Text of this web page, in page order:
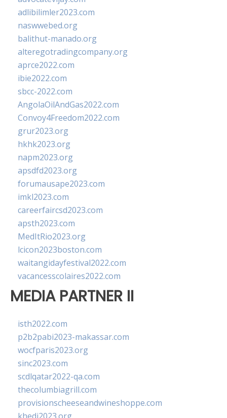
adlibilimler2023.com
naswwebed.org
balithut-manado.org
alteregotradingcompany.org
aprce2022.com
ibie2022.com
sbcc-2022.com
AngolaOilAndGas2022.com
Convoy4Freedom2022.com
grur2023.org
hkhk2023.org
napm2023.org
apsdfd2023.org
forumausape2023.com
imkl2023.com
careerfaircsd2023.com
apsth2023.com
MedItRio2023.org
lcicon2023boston.com
waitangidayfestival2022.com
vacancesscolaires2022.com
MEDIA PARTNER II
isth2022.com
p2b2pabi2023-makassar.com
wocfparis2023.org
sinc2023.com
scdlqatar2022-qa.com
thecolumbiagrill.com
provisionscheeseandwineshoppe.com